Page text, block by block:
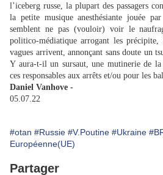
l’iceberg russe, la plupart des passagers
la petite musique anesthésiante jouée
semblent ne pas (vouloir) voir le
politico-médiatique arrogant les précipite,
vagues arrivent, annonçant sans doute un
Y aura-t-il un sursaut, une mutinerie de la
ces responsables aux arrêts et/ou pour les
Daniel Vanhove -
05.07.22
#otan #Russie #V.Poutine #Ukraine
Européenne(UE)
Partager